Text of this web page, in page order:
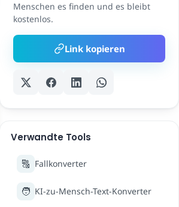
Menschen es finden und es bleibt
kostenlos.
Link kopieren
Verwandte Tools
🔠 Fallkonverter
🧑 KI-zu-Mensch-Text-Konverter